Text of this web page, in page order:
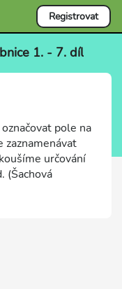
Registrovat
1. - 7. díl
pole na
zaznamenávat
určování
(Šachová